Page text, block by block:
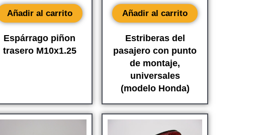
Espárrago piñon
trasero M10x1.25
Añadir al carrito
Estriberas del
pasajero con punto
de montaje,
universales
(modelo Honda)
Añadir al carrito